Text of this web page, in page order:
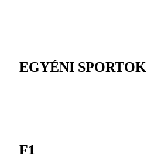
EGYÉNI SPORTOK
F1